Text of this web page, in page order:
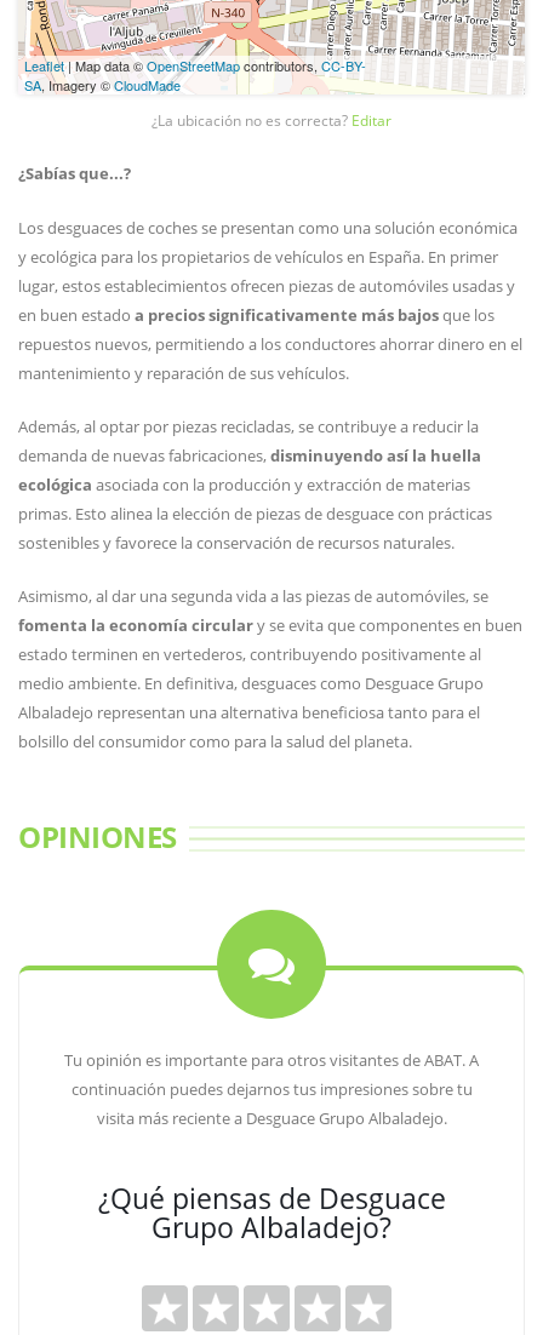
Leaflet| Map data ©OpenStreetMapcontributors, CC-BY-
SA, Imagery ©CloudMade
¿La ubicación no es correcta? Editar
¿Sabías que...?
Los desguaces de coches se presentan como una solución económica
y ecológica para los propietarios de vehículos en España. En primer
lugar, estos establecimientos ofrecen piezas de automóviles usadas y
en buen estado a precios significativamente más bajosque los
repuestos nuevos, permitiendo a los conductores ahorrar dinero en el
mantenimiento y reparación de sus vehículos.
Además, al optar por piezas recicladas, se contribuye a reducir la
demanda de nuevas fabricaciones,disminuyendo así la huella
ecológica asociada con la producción y extracción de materias
primas. Esto alinea la elección de piezas de desguace con prácticas
sostenibles y favorece la conservación de recursos naturales.
Asimismo, al dar una segunda vida a las piezas de automóviles, se
fomenta la economía circulary se evita que componentes en buen
estado terminen en vertederos, contribuyendo positivamente al
medio ambiente. En definitiva, desguaces como Desguace Grupo
Albaladejo representan una alternativa beneficiosa tanto para el
bolsillo del consumidor como para la salud del planeta.
OPINIONES
Tu opinión es importante para otros visitantes de ABAT. A
continuación puedes dejarnos tus impresiones sobre tu
visita más reciente a Desguace Grupo Albaladejo.
¿Qué piensas de Desguace
Grupo Albaladejo?